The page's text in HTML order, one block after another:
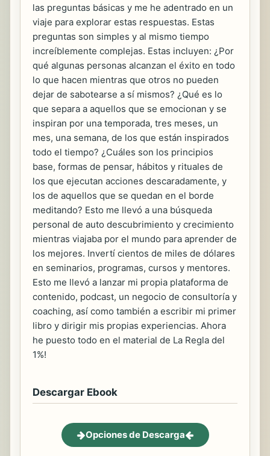
las preguntas básicas y me he adentrado en un
viaje para explorar estas respuestas. Estas
preguntas son simples y al mismo tiempo
increíblemente complejas. Estas incluyen: ¿Por
qué algunas personas alcanzan el éxito en todo
lo que hacen mientras que otros no pueden
dejar de sabotearse a sí mismos? ¿Qué es lo
que separa a aquellos que se emocionan y se
inspiran por una temporada, tres meses, un
mes, una semana, de los que están inspirados
todo el tiempo? ¿Cuáles son los principios
base, formas de pensar, hábitos y rituales de
los que ejecutan acciones descaradamente, y
los de aquellos que se quedan en el borde
meditando? Esto me llevó a una búsqueda
personal de auto descubrimiento y crecimiento
mientras viajaba por el mundo para aprender de
los mejores. Invertí cientos de miles de dólares
en seminarios, programas, cursos y mentores.
Esto me llevó a lanzar mi propia plataforma de
contenido, podcast, un negocio de consultoría y
coaching, así como también a escribir mi primer
libro y dirigir mis propias experiencias. Ahora
he puesto todo en el material de La Regla del
1%!
Descargar Ebook
Opciones de Descarga